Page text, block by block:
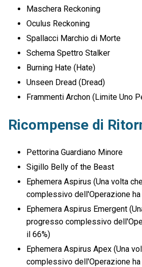
Maschera Reckoning
Oculus Reckoning
Spallacci Marchio di Morte
Schema Spettro Stalker
Burning Hate (Hate)
Unseen Dread (Dread)
Frammenti Archon (Limite Uno
Ricompense di
Pettorina Guardiano Minore
Sigillo Belly of the Beast
Ephemera Aspirus (Una volta
complessivo dell'Operazione
Ephemera Aspirus Emergent
progresso complessivo
il 66%)
Ephemera Aspirus Apex (Una
complessivo dell'Operazione